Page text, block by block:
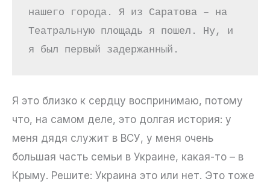
нашего города. Я из Саратова – на
Театральную площадь я пошел. Ну, и
я был первый задержанный.
Я это близко к сердцу воспринимаю, потому
что, на самом деле, это долгая история: у
меня дядя служит в ВСУ, у меня очень
большая часть семьи в Украине, какая-то – в
Крыму. Решите: Украина это или нет. Это тоже